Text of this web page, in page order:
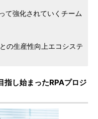
て強化されていくチーム
の生産性向上エコシステ
指し始まったRPAプロジ